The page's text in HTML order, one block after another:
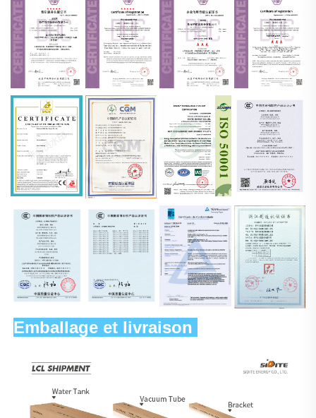
Emballage et livraison